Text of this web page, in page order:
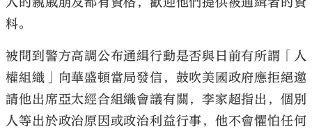
料。
被問到警方高調公布通緝行動是否與日前有所謂「人
權組織」向華盛頓當局發信，鼓吹美國政府應拒絕邀
請他出席亞太經合組織會議有關，李家超指出，個別
人等出於政治原因或政治利益行事，他不會懼怕任何